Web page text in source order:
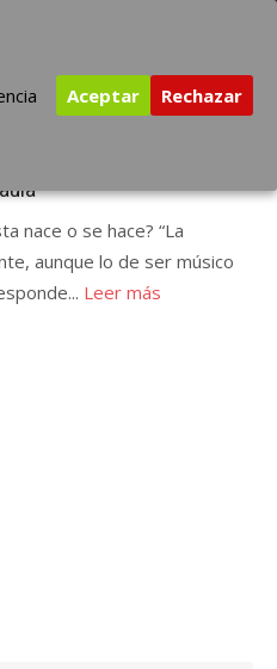
nace o se hace? “La
aunque lo de ser músico
Leer más
Aceptar Rechazar